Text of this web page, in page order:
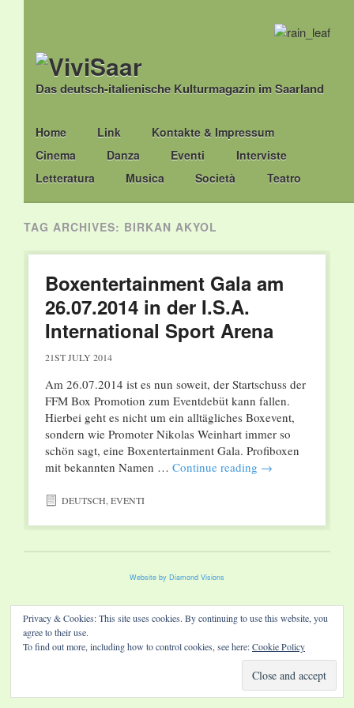
Das deutsch-italienische Kulturmagazin im Saarland
Main menu
Skip
to
content
Home Link
Kontakte & Impressum
Cinema
Danza Eventi
Interviste
Letteratura
Musica Società Teatro
TAG ARCHIVES: BIRKAN AKYOL
Boxentertainment Gala am
26.07.2014 in der I.S.A.
International Sport Arena
21ST JULY 2014
Am 26.07.2014 ist es nun soweit, der Startschuss der
FFM Box Promotion zum Eventdebüt kann fallen.
Hierbei geht es nicht um ein alltägliches Boxevent,
sondern wie Promoter Nikolas Weinhart immer so
schön sagt, eine Boxentertainment Gala. Profiboxen
mit bekannten Namen … Continue reading →
DEUTSCH,EVENTI
Website by Diamond Visions
Privacy & Cookies: This site uses cookies. By continuing to use this website, you
agree to their use.
To find out more, including how to control cookies, see here:Cookie Policy